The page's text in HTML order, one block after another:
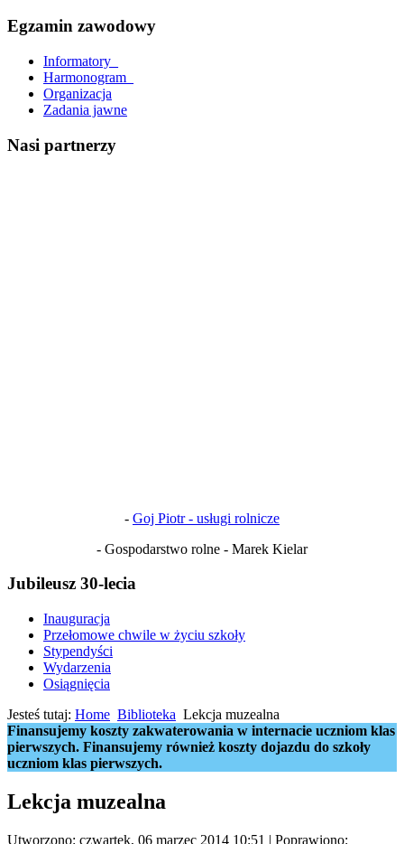
Egzamin zawodowy
Informatory_
Harmonogram_
Organizacja
Zadania jawne
Nasi partnerzy
- Goj Piotr - usługi rolnicze
- Gospodarstwo rolne - Marek Kielar
Jubileusz 30-lecia
Inauguracja
Przełomowe chwile w życiu szkoły
Stypendyści
Wydarzenia
Osiągnięcia
Jesteś tutaj: Home Biblioteka Lekcja muzealna
Finansujemy koszty zakwaterowania w internacie uczniom klas
pierwszych. Finansujemy również koszty dojazdu do szkoły
uczniom klas pierwszych.
Lekcja muzealna
Utworzono: czwartek, 06 marzec 2014 10:51 | Poprawiono: